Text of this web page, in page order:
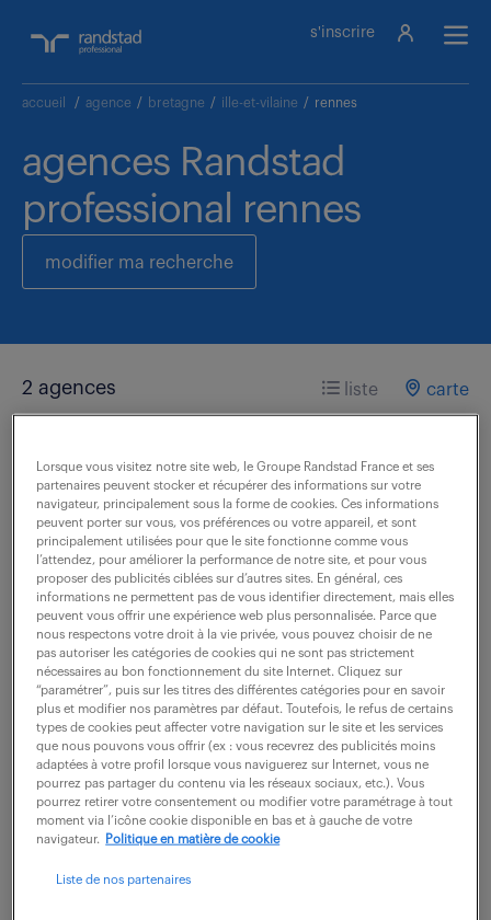
s'inscrire
accueil / agence / bretagne / ille-et-vilaine / rennes
agences Randstad
professional rennes
modifier ma recherche
2 agences liste carte
Randstad professional -
agence de recrutement
à Rennes
2 ALLEE MARIE BERHAUT
35000 Rennes
ouvert voir les horaires
Finance (16 offres)
tel :02 99 67 41 20
Lorsque vous visitez notre site web, le Groupe Randstad France et ses
partenaires peuvent stocker et récupérer des informations sur votre
navigateur, principalement sous la forme de cookies. Ces informations
peuvent porter sur vous, vos préférences ou votre appareil, et sont
principalement utilisées pour que le site fonctionne comme vous
l’attendez, pour améliorer la performance de notre site, et pour vous
proposer des publicités ciblées sur d’autres sites. En général, ces
informations ne permettent pas de vous identifier directement, mais elles
peuvent vous offrir une expérience web plus personnalisée. Parce que
nous respectons votre droit à la vie privée, vous pouvez choisir de ne
pas autoriser les catégories de cookies qui ne sont pas strictement
nécessaires au bon fonctionnement du site Internet. Cliquez sur
“paramétrer”, puis sur les titres des différentes catégories pour en savoir
plus et modifier nos paramètres par défaut. Toutefois, le refus de certains
types de cookies peut affecter votre navigation sur le site et les services
que nous pouvons vous offrir (ex : vous recevrez des publicités moins
adaptées à votre profil lorsque vous naviguerez sur Internet, vous ne
pourrez pas partager du contenu via les réseaux sociaux, etc.). Vous
pourrez retirer votre consentement ou modifier votre paramétrage à tout
moment via l’icône cookie disponible en bas et à gauche de votre
navigateur.
Politique en matière de cookie
Liste de nos partenaires